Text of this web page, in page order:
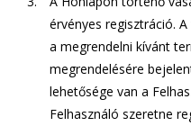
érvényes regisztráció.
a megrendelni kívánt
megrendelésére
lehetősége van a
Felhasználó szeretne